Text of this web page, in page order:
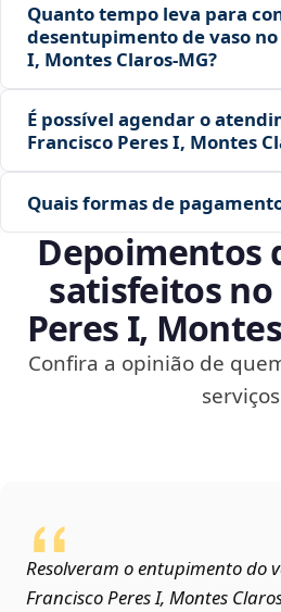
Quanto tempo leva para
desentupimento de vaso no
I, Montes Claros‑MG?
É possível agendar o
Francisco Peres I, Montes
Quais formas de
Depoimentos
satisfeitos no
Peres I,
Confira a opinião de
Resolveram o entupimento do
Francisco Peres I, Montes